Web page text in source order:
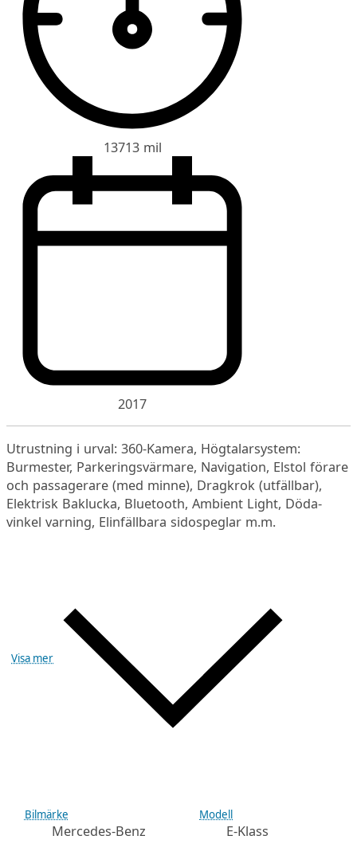
13713 mil
2017
Utrustning i urval: 360-Kamera, Högtalarsystem:
Burmester, Parkeringsvärmare, Navigation, Elstol förare
och passagerare (med minne), Dragkrok (utfällbar),
Elektrisk Baklucka, Bluetooth, Ambient Light, Döda-
vinkel varning, Elinfällbara sidospeglar m.m.
Visa mer
Bilmärke
Mercedes-Benz
Modell
E-Klass